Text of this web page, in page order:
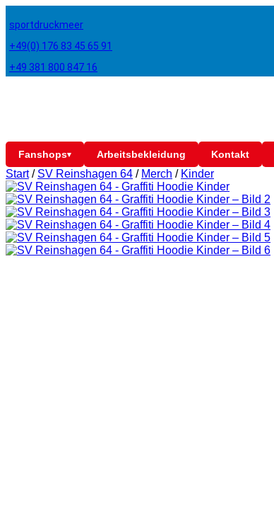
sportdruckmeer
+49(0) 176 83 45 65 91
+49 381 800 847 16
Fanshops▾ Arbeitsbekleidung Kontakt
Start / SV Reinshagen 64 / Merch / Kinder